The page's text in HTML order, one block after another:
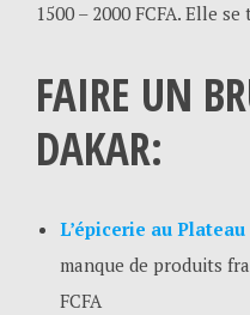
1500 – 2000 FCFA. Elle
FAIRE UN
DAKAR:
L’épicerie au Plateau
manque de produits
FCFA